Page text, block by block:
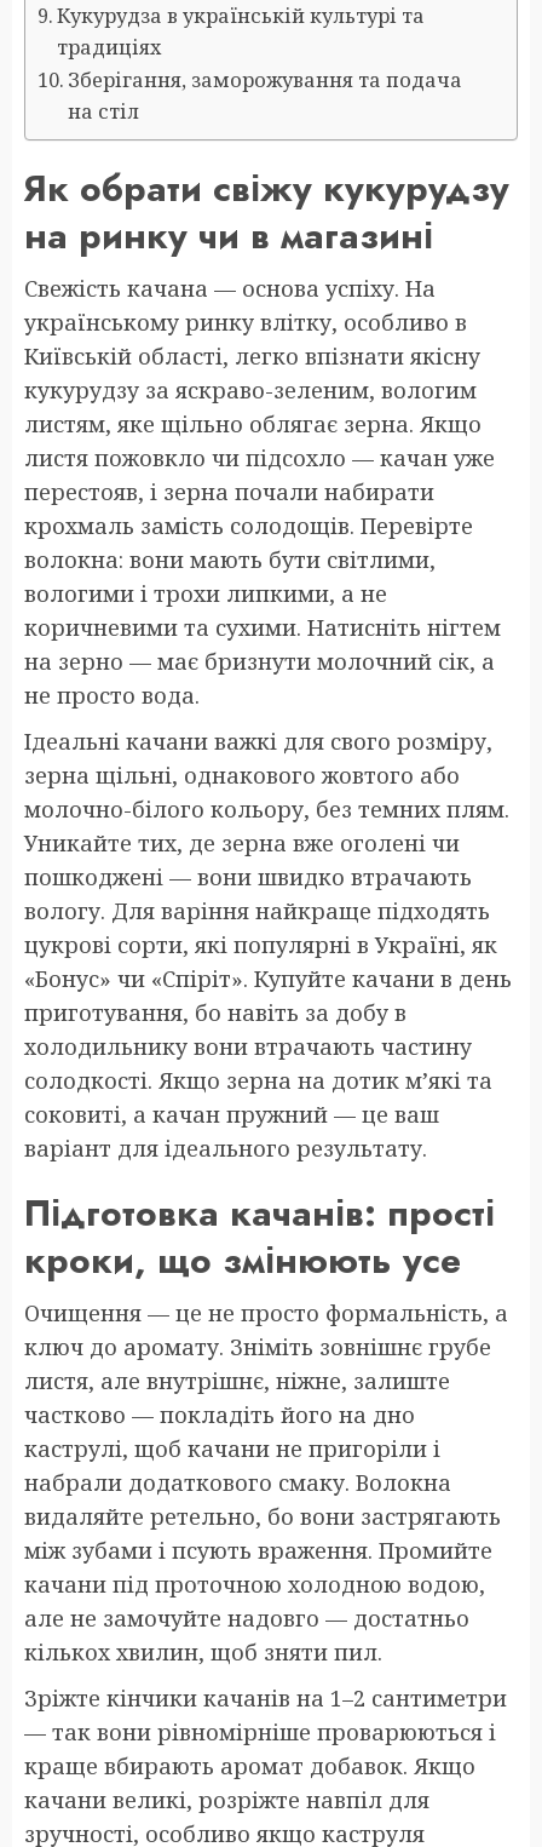
Кукурудза в українській культурі та
традиціях
Зберігання, заморожування та подача
на стіл
Як обрати свіжу кукурудзу
на ринку чи в магазині
Свежість качана — основа успіху. На
українському ринку влітку, особливо в
Київській області, легко впізнати якісну
кукурудзу за яскраво-зеленим, вологим
листям, яке щільно облягає зерна. Якщо
листя пожовкло чи підсохло — качан уже
перестояв, і зерна почали набирати
крохмаль замість солодощів. Перевірте
волокна: вони мають бути світлими,
вологими і трохи липкими, а не
коричневими та сухими. Натисніть нігтем
на зерно — має бризнути молочний сік, а
не просто вода.
Ідеальні качани важкі для свого розміру,
зерна щільні, однакового жовтого або
молочно-білого кольору, без темних плям.
Уникайте тих, де зерна вже оголені чи
пошкоджені — вони швидко втрачають
вологу. Для варіння найкраще підходять
цукрові сорти, які популярні в Україні, як
«Бонус» чи «Спіріт». Купуйте качани в день
приготування, бо навіть за добу в
холодильнику вони втрачають частину
солодкості. Якщо зерна на дотик м’які та
соковиті, а качан пружний — це ваш
варіант для ідеального результату.
Підготовка качанів: прості
кроки, що змінюють усе
Очищення — це не просто формальність, а
ключ до аромату. Зніміть зовнішнє грубе
листя, але внутрішнє, ніжне, залиште
частково — покладіть його на дно
каструлі, щоб качани не пригоріли і
набрали додаткового смаку. Волокна
видаляйте ретельно, бо вони застрягають
між зубами і псують враження. Промийте
качани під проточною холодною водою,
але не замочуйте надовго — достатньо
кількох хвилин, щоб зняти пил.
Зріжте кінчики качанів на 1–2 сантиметри
— так вони рівномірніше проварюються і
краще вбирають аромат добавок. Якщо
качани великі, розріжте навпіл для
зручності, особливо якщо каструля